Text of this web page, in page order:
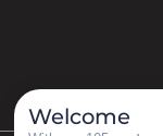
Welcome